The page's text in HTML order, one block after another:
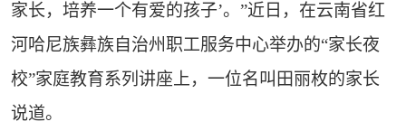
家长，培养一个有爱的孩子’。”近日，在云南省红
河哈尼族彝族自治州职工服务中心举办的“家长夜
校”家庭教育系列讲座上，一位名叫田丽枚的家长
说道。